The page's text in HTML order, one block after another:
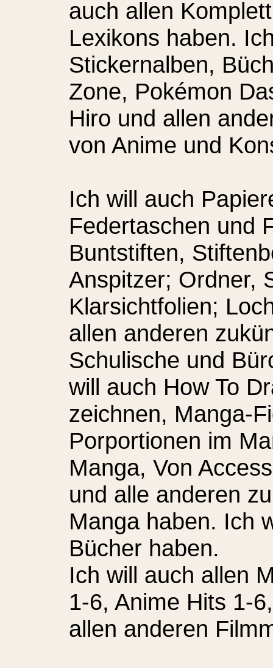
auch allen
Lexikons haben.
Stickernalben,
Zone, Pokémon
Hiro und allen
von Anime und
Ich will auch
Federtaschen und
Buntstiften,
Anspitzer; Ordner,
Klarsichtfolien;
allen anderen
Schulische und
will auch How To
zeichnen, Manga-
Porportionen im
Manga, Von
und alle anderen
Manga haben. Ich
Bücher haben.
Ich will auch allen
1-6, Anime Hits 1-
allen anderen